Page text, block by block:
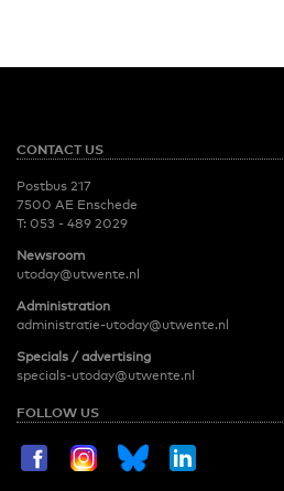
CONTACT US
Postbus 217
7500 AE Enschede
T: 053 - 489 2029
Newsroom
utoday@utwente.nl
Administration
administratie-utoday@utwente.nl
Specials / advertising
specials-utoday@utwente.nl
FOLLOW US